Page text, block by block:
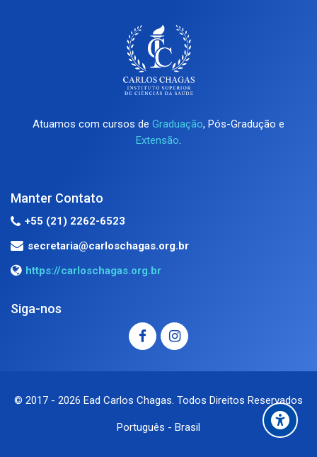
Atuamos com cursos de Graduação, Pós-Gradução e
Extensão.
Manter Contato
+55 (21) 2262-6523
secretaria@carloschagas.org.br
https://carloschagas.org.br
Siga-nos
© 2017 - 2026 Ead Carlos Chagas. Todos Direitos Reservados
Português - Brasil